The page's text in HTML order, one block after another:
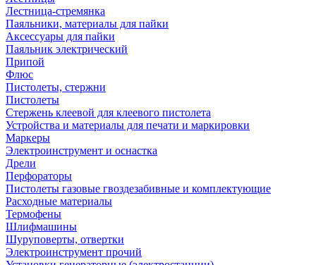
Лестница-стремянка
Паяльники, материалы для пайки
Аксессуары для пайки
Паяльник электрический
Припой
Флюс
Пистолеты, стержни
Пистолеты
Стержень клеевой для клеевого пистолета
Устройства и материалы для печати и маркировки
Маркеры
Электроинструмент и оснастка
Дрели
Перфораторы
Пистолеты газовые гвоздезабивные и комплектующие
Расходные материалы
Термофены
Шлифмашины
Шуруповерты, отвертки
Электроинструмент прочий